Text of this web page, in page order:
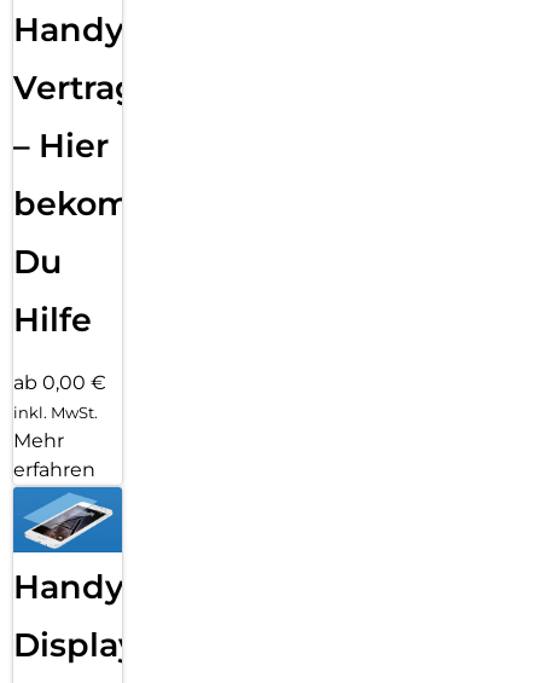
Handy
Vertragsabwicklung
– Hier
bekommst
Du
Hilfe
ab 0,00 €
inkl. MwSt.
Mehr
erfahren
Handy
Displayfolie